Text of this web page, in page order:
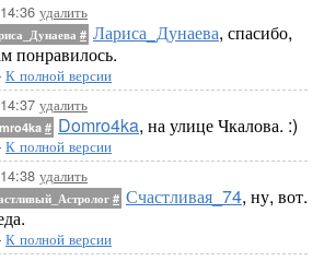
удалить
# Лариса_Дунаева, спасибо,
понравилось.
К полной версии
удалить
# Domro4ka, на улице Чкалова. :)
К полной версии
удалить
# Счастливая_74, ну, вот.
К полной версии